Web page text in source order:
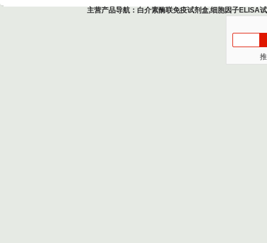
主营产品导航： 白介素酶联免疫试剂盒,细胞因子ELISA